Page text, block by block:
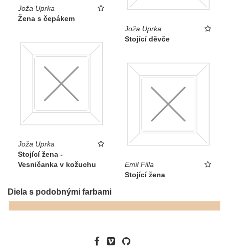
Joža Uprka
Žena s čepákem
Joža Uprka
Stojící děvče
Joža Uprka
Stojící žena -
Vesničanka v kožuchu
Emil Filla
Stojící žena
Diela s podobnými farbami